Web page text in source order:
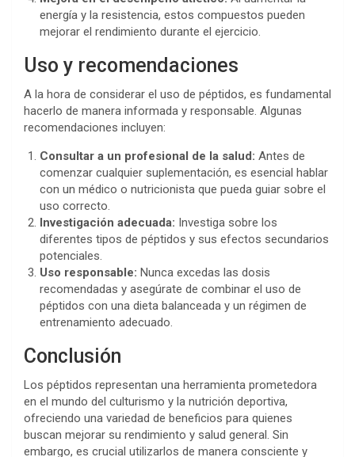
energía y la resistencia, estos compuestos pueden
mejorar el rendimiento durante el ejercicio.
Uso y recomendaciones
A la hora de considerar el uso de péptidos, es fundamental
hacerlo de manera informada y responsable. Algunas
recomendaciones incluyen:
Consultar a un profesional de la salud: Antes de
comenzar cualquier suplementación, es esencial hablar
con un médico o nutricionista que pueda guiar sobre el
uso correcto.
Investigación adecuada: Investiga sobre los
diferentes tipos de péptidos y sus efectos secundarios
potenciales.
Uso responsable: Nunca excedas las dosis
recomendadas y asegúrate de combinar el uso de
péptidos con una dieta balanceada y un régimen de
entrenamiento adecuado.
Conclusión
Los péptidos representan una herramienta prometedora
en el mundo del culturismo y la nutrición deportiva,
ofreciendo una variedad de beneficios para quienes
buscan mejorar su rendimiento y salud general. Sin
embargo, es crucial utilizarlos de manera consciente y